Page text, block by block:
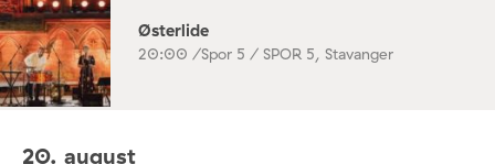
Østerlide
20:00 /Spor 5 / SPOR 5, Stavanger
20. august